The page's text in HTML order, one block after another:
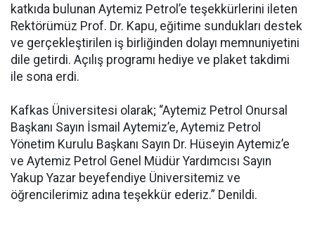
katkıda bulunan Aytemiz Petrol’e teşekkürlerini ileten
Rektörümüz Prof. Dr. Kapu, eğitime sundukları destek
ve gerçekleştirilen iş birliğinden dolayı memnuniyetini
dile getirdi. Açılış programı hediye ve plaket takdimi
ile sona erdi.
Kafkas Üniversitesi olarak; “Aytemiz Petrol Onursal
Başkanı Sayın İsmail Aytemiz’e, Aytemiz Petrol
Yönetim Kurulu Başkanı Sayın Dr. Hüseyin Aytemiz’e
ve Aytemiz Petrol Genel Müdür Yardımcısı Sayın
Yakup Yazar beyefendiye Üniversitemiz ve
öğrencilerimiz adına teşekkür ederiz.” Denildi.